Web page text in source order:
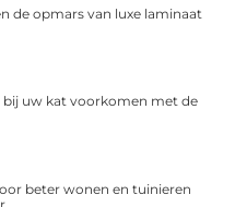
de opmars van luxe laminaat
bij uw kat voorkomen met de
beter wonen en tuinieren